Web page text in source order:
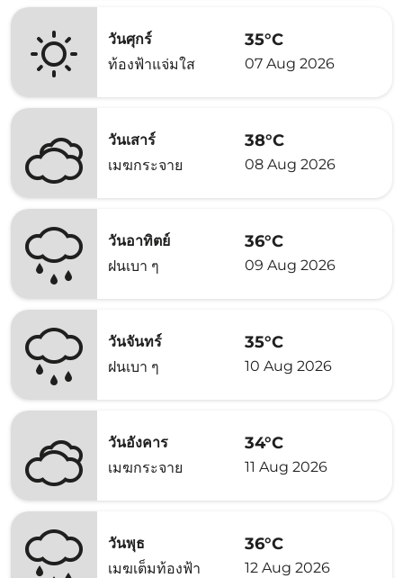
วันศุกร์
ท้องฟ้าแจ่มใส
35°C
07 Aug 2026
วันเสาร์
เมฆกระจาย
38°C
08 Aug 2026
วันอาทิตย์
ฝนเบา ๆ
36°C
09 Aug 2026
วันจันทร์
ฝนเบา ๆ
35°C
10 Aug 2026
วันอังคาร
เมฆกระจาย
34°C
11 Aug 2026
วันพุธ
เมฆเต็มท้องฟ้า
36°C
12 Aug 2026